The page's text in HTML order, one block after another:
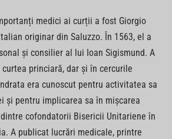
medici ai curții a fost Giorgio
originar din Saluzzo. În 1563, el a
și consilier al lui Ioan Sigismund. A
princiară, dar și în cercurile
era cunoscut pentru activitatea sa
și pentru implicarea sa în mișcarea
cofondatorii Bisericii Unitariene în
A publicat lucrări medicale, printre